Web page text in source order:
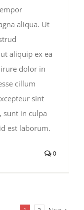
aliqua. Ut
aliquip ex ea
dolor in
cillum
sint
sunt in culpa
est laborum.
0